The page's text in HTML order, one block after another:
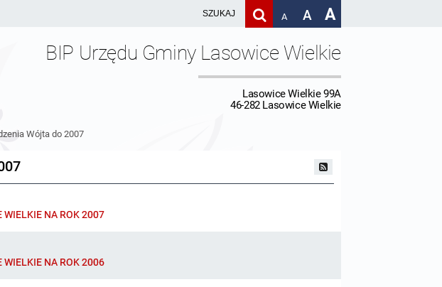
A A A
BIP Urzędu Gminy Lasowice Wielkie
Lasowice Wielkie 99A
46-282 Lasowice Wielkie
Wójta do 2007
WIELKIE NA ROK 2007
WIELKIE NA ROK 2006